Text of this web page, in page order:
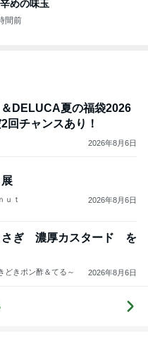
めの味玉
間前
DELUCA夏の福袋2026
チャンスあり！
2026年8月6日
ｔ 2026年8月6日
さぎ 濃厚カスタード を
どきポン酢＆てる～ 2026年8月6日